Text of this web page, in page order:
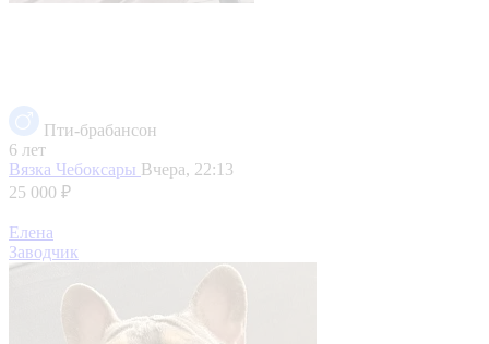
Пти-брабансон
6 лет
Вязка Чебоксары Вчера, 22:13
25 000 ₽
Елена
Заводчик